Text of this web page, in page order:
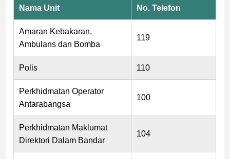
Nama Unit No. Telefon
Amaran Kebakaran,
Ambulans dan Bomba
119
Polis 110
Perkhidmatan Operator
Antarabangsa
100
Perkhidmatan Maklumat
Direktori Dalam Bandar
104